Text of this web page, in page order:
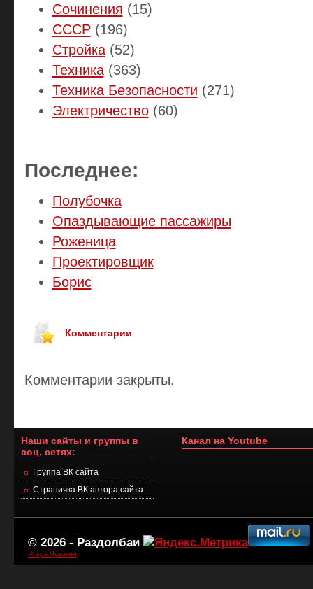
Сочинения (15)
СССР(196)
Стройка(52)
Техника(363)
Техника Безопасности (271)
Электричество(60)
Последнее:
Полубочка
Опаздывающие пассажиры
Роженица
Проектировщик
Борис
Комментарии
Комментарии закрыты.
Наши сайты и группы в
соц. сетях:
Группа ВК сайта
Страничка ВК автора сайта
Канал на Youtube
© 2026 - Раздолбаи
Игорь Чувакин